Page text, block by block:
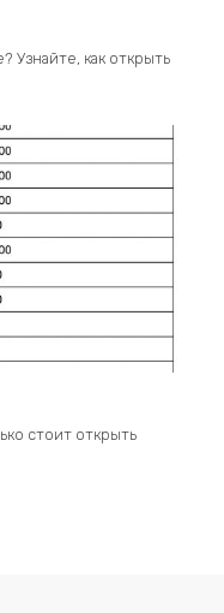
Узнайте, как открыть
стоит открыть